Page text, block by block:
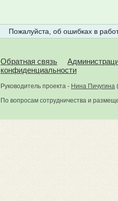
Пожалуйста, об ошибках в
Обратная связь
конфиденциальности
Руководитель проекта - Нина Пичугина (
По вопросам сотрудничества и